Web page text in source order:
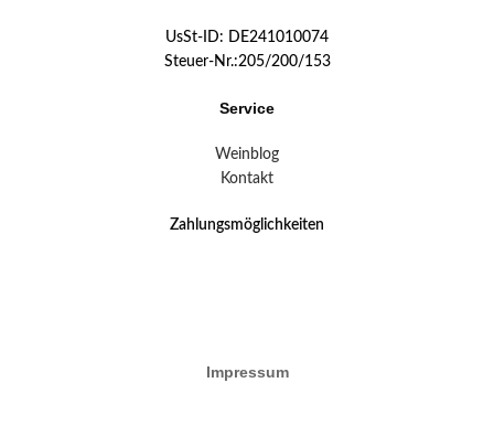
UsSt-ID: DE241010074
Steuer-Nr.:205/200/153
Service
Weinblog
Kontakt
Zahlungsmöglichkeiten
Impressum